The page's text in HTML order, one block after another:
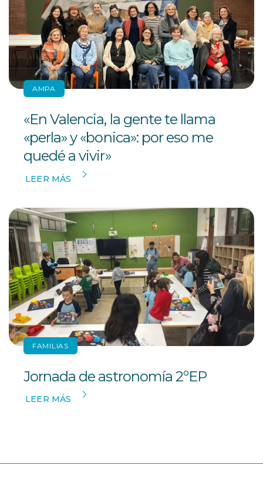
AMPA
«En Valencia, la gente te llama
«perla» y «bonica»: por eso me
quedé a vivir»
LEER MÁS
FAMILIAS
Jornada de astronomía 2ºEP
LEER MÁS